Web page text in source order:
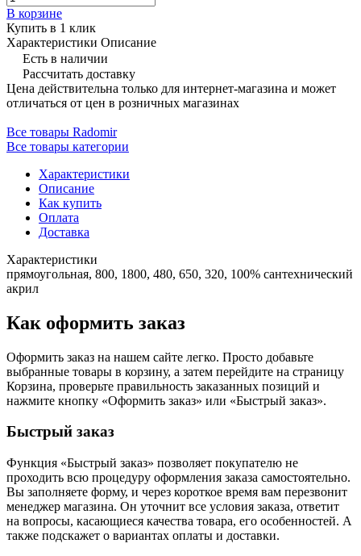
В корзине
Купить в 1 клик
Характеристики Описание
Есть в наличии
Рассчитать доставку
Цена действительна только для интернет-магазина и может
отличаться от цен в розничных магазинах
Все товары Radomir
Все товары категории
Характеристики
Описание
Как купить
Оплата
Доставка
Характеристики
прямоугольная, 800, 1800, 480, 650, 320, 100% сантехнический
акрил
Как оформить заказ
Оформить заказ на нашем сайте легко. Просто добавьте
выбранные товары в корзину, а затем перейдите на страницу
Корзина, проверьте правильность заказанных позиций и
нажмите кнопку «Оформить заказ» или «Быстрый заказ».
Быстрый заказ
Функция «Быстрый заказ» позволяет покупателю не
проходить всю процедуру оформления заказа самостоятельно.
Вы заполняете форму, и через короткое время вам перезвонит
менеджер магазина. Он уточнит все условия заказа, ответит
на вопросы, касающиеся качества товара, его особенностей. А
также подскажет о вариантах оплаты и доставки.